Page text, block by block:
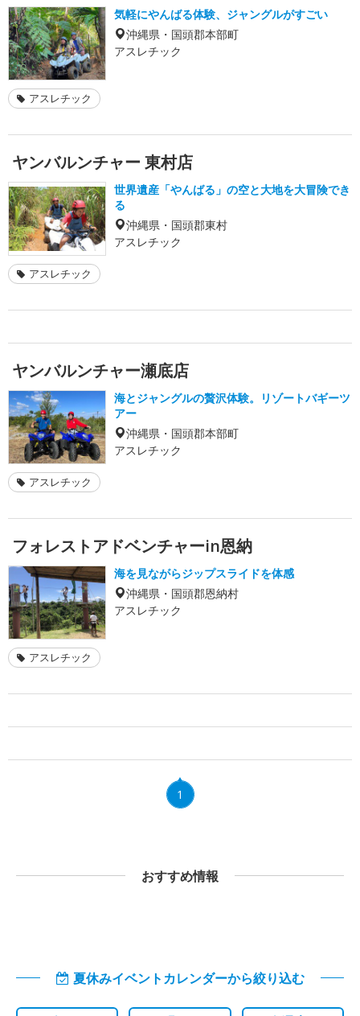
気軽にやんばる体験、ジャングルがすごい
沖縄県・国頭郡本部町
アスレチック
アスレチック
ヤンバルンチャー 東村店
世界遺産「やんばる」の空と大地を大冒険でき
る
沖縄県・国頭郡東村
アスレチック
アスレチック
ヤンバルンチャー瀬底店
海とジャングルの贅沢体験。リゾートバギーツ
アー
沖縄県・国頭郡本部町
アスレチック
アスレチック
フォレストアドベンチャーin恩納
海を見ながらジップスライドを体感
沖縄県・国頭郡恩納村
アスレチック
アスレチック
1
おすすめ情報
夏休みイベントカレンダーから絞り込む